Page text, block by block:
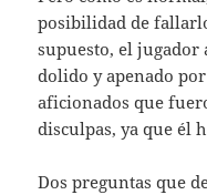
posibilidad de
supuesto, el jugador
dolido y apenado
aficionados que
disculpas, ya que él
Dos preguntas que